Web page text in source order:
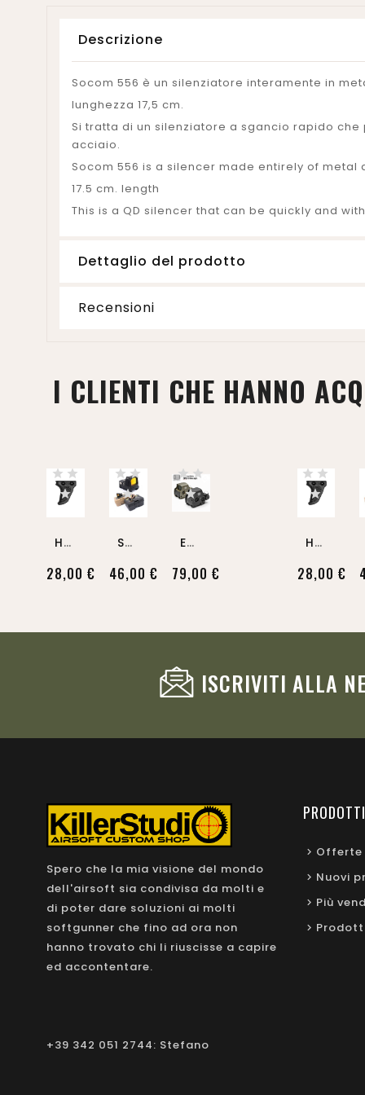
Descrizione
Socom 556 è un silenziatore interamente in
lunghezza 17,5 cm.
Si tratta di un silenziatore a sgancio rapido
acciaio.
Socom 556 is a silencer made entirely of
17.5 cm. length
This is a QD silencer that can be quickly and
Dettaglio del prodotto
Recensioni
I CLIENTI CHE HANNO
H
Andbrake Piccatinny Rail...
28,00 €
S
OTAC RMR Micro Red Dot...
46,00 €
E
XPS3 558 Holographic Sight...
79,00 €
H
Andbrake Piccatinny Rail...
28,00 €
ISCRIVITI ALLA
Spero che la mia visione del mondo
dell'airsoft sia condivisa da molti e
di poter dare soluzioni ai molti
softgunner che fino ad ora non
hanno trovato chi li riuscisse a capire
ed accontentare.
+39 342 051 2744: Stefano
PRODOTTI
Offerte
Nuovi
Più